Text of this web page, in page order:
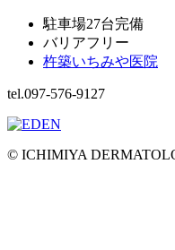
駐車場27台完備
バリアフリー
杵築いちみや医院
tel.097-576-9127
© ICHIMIYA